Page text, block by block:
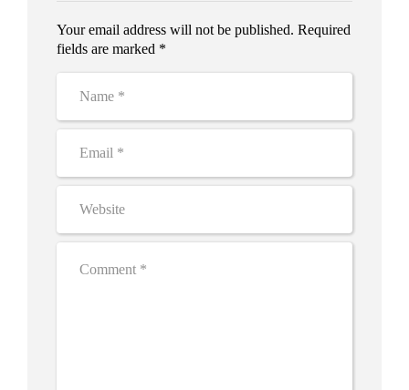
Your email address will not be published. Required
fields are marked *